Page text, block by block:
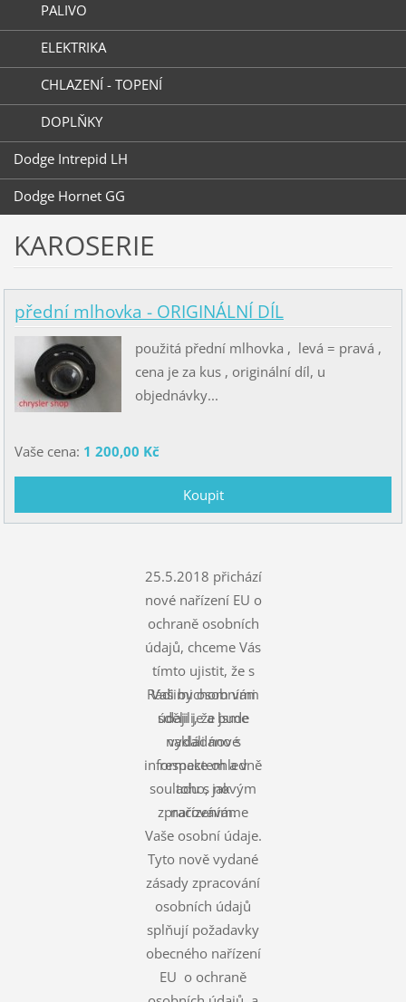
PALIVO
ELEKTRIKA
CHLAZENÍ - TOPENÍ
DOPLŇKY
Dodge Intrepid LH
Dodge Hornet GG
KAROSERIE
přední mlhovka - ORIGINÁLNÍ DÍL
použitá přední mlhovka , levá = pravá ,
cena je za kus , originální díl, u
objednávky...
Vaše cena: 1 200,00 Kč
25.5.2018 přichází
nové nařízení EU o
ochraně osobních
údajů, chceme Vás
tímto ujistit, že s
Vašimi osobními
údaji je a bude
nakládáno s
respektem a v
souladu s novým
nařízením.
Rádi bychom vám
sdělili, že jsme
vydali nové
informace ohledně
toho, jak
zpracováváme
Vaše osobní údaje.
Tyto nově vydané
zásady zpracování
osobních údajů
splňují požadavky
obecného nařízení
EU o ochraně